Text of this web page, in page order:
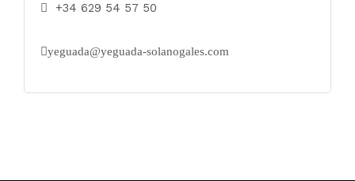
+34 629 54 57 50
yeguada@yeguada-solanogales.com